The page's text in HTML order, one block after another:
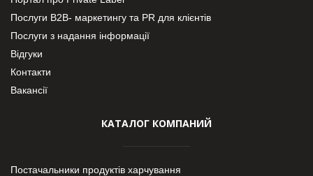
Послуги В2В- маркетингу та PR для клієнтів
Послуги з надання інформації
Відгуки
Контакти
Вакансії
КАТАЛОГ КОМПАНИЙ
Постачальники продуктів харчування